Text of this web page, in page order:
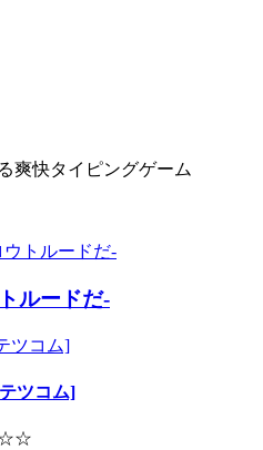
爽快タイピングゲーム
ルードだ-
ツコム]
ツコム]